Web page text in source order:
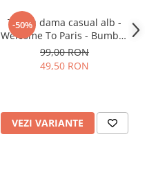
-50%
Tricou dama casual alb -
Welcome To Paris - Bumbac
Organic
99,00 RON
49,50 RON
VEZI VARIANTE